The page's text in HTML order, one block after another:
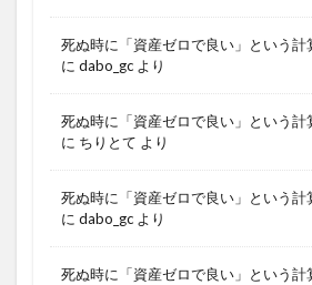
死ぬ時に「資産ゼロで良い」という計
に dabo_gc より
死ぬ時に「資産ゼロで良い」という計
に ちりとて より
死ぬ時に「資産ゼロで良い」という計
に dabo_gc より
死ぬ時に「資産ゼロで良い」という計